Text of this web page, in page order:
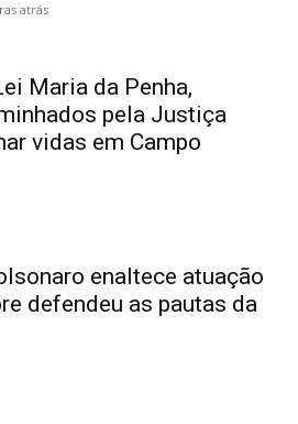
atrás
Maria da Penha,
pela Justiça
vidas em Campo
enaltece atuação
defendeu as pautas da